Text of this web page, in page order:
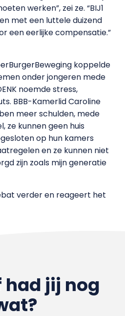
werken”, zei ze. “BIJ1
met een luttele duizend
een eerlijke compensatie.”
koppelde
onder jongeren mede
noemde stress,
BBB-Kamerlid Caroline
meer schulden, mede
ze kunnen geen huis
op hun kamers
en ze kunnen niet
zijn zoals mijn generatie
verder en reageert het
had jij nog